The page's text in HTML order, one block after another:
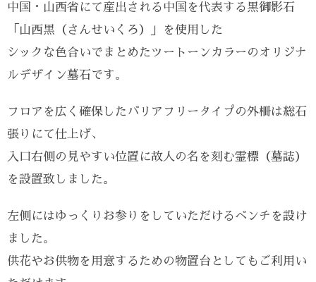
中国・山西省にて産出される中国を代表する黒御影石
「山西黒（さんせいくろ）」を使用した
シックな色合いでまとめたツートーンカラーのオリジナ
ルデザイン墓石です。
フロアを広く確保したバリアフリータイプの外柵は総石
張りにて仕上げ、
入口右側の見やすい位置に故人の名を刻む霊標（墓誌）
を設置致しました。
左側にはゆっくりお参りをしていただけるベンチを設け
ました。
供花やお供物を用意するための物置台としてもご利用い